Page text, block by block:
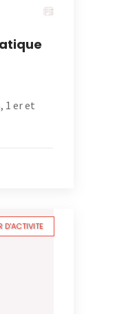
1 er et
D'ACTIVITE